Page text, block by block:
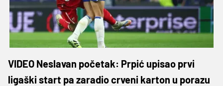
VIDEO Neslavan početak: Prpić upisao prvi
ligaški start pa zaradio crveni karton u porazu